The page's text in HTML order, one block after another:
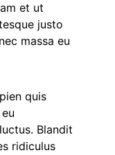
et ut
justo
massa eu
quis
Blandit
ridiculus